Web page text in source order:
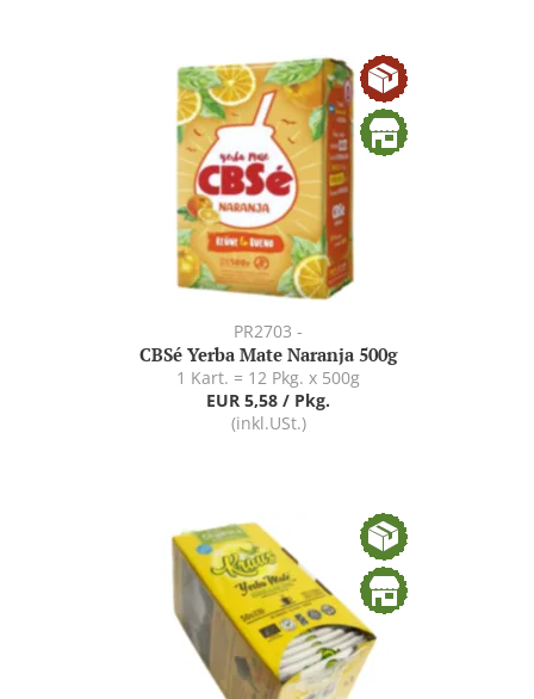
PR2703 -
CBSé Yerba Mate Naranja 500g
1 Kart. = 12 Pkg. x 500g
EUR 5,58 / Pkg.
(inkl.USt.)